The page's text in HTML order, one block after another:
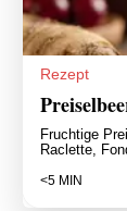
Rezept
Fruchtige
Raclette,
<5 MIN